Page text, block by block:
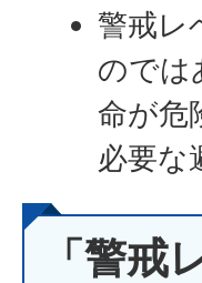
警戒レ
のでは
命が危
必要な
「警戒